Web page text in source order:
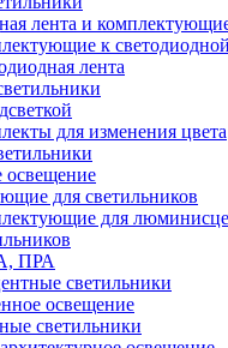
лента и
к
лента
для изменения цвета
освещение
для светильников
для
ПРА
светильники
освещение
светильники